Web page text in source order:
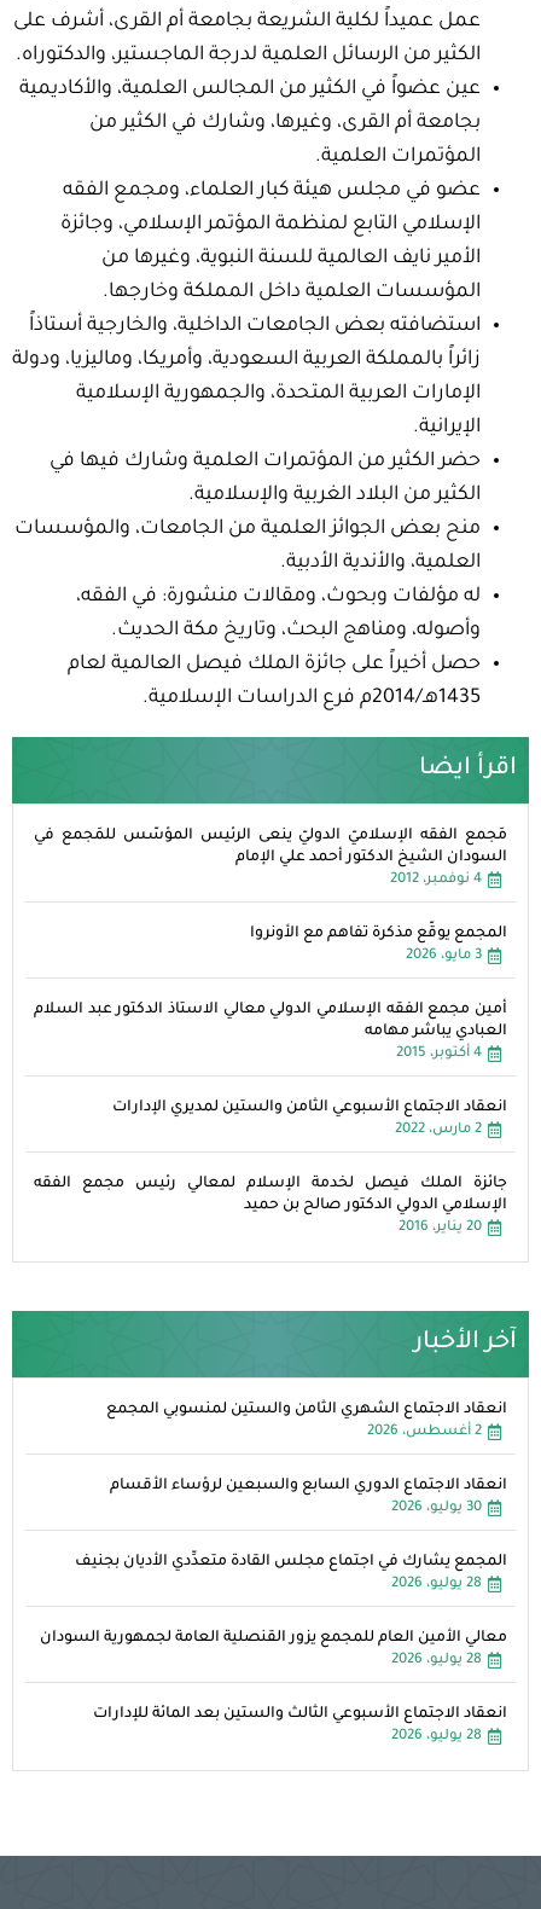
عمل عميداً لكلية الشريعة بجامعة أم القرى، أشرف على
الكثير من الرسائل العلمية لدرجة الماجستير، والدكتوراه.
عين عضواً في الكثير من المجالس العلمية، والأكاديمية
بجامعة أم القرى، وغيرها، وشارك في الكثير من
المؤتمرات العلمية.
عضو في مجلس هيئة كبار العلماء، ومجمع الفقه
الإسلامي التابع لمنظمة المؤتمر الإسلامي، وجائزة
الأمير نايف العالمية للسنة النبوية، وغيرها من
المؤسسات العلمية داخل المملكة وخارجها.
استضافته بعض الجامعات الداخلية، والخارجية أستاذاً
زائراً بالمملكة العربية السعودية، وأمريكا، وماليزيا، ودولة
الإمارات العربية المتحدة، والجمهورية الإسلامية
الإيرانية.
حضر الكثير من المؤتمرات العلمية وشارك فيها في
الكثير من البلاد الغربية والإسلامية.
منح بعض الجوائز العلمية من الجامعات، والمؤسسات
العلمية، والأندية الأدبية.
له مؤلفات وبحوث، ومقالات منشورة: في الفقه،
وأصوله، ومناهج البحث، وتاريخ مكة الحديث.
حصل أخيراً على جائزة الملك فيصل العالمية لعام
1435هـ/2014م فرع الدراسات الإسلامية.
اقرأ ايضا
مَجمع الفقه الإسلاميّ الدوليّ ينعى الرئيس المؤسّس للمَجمع في
السودان الشيخ الدكتور أحمد علي الإمام
4 نوفمبر، 2012
المجمع يوقّع مذكرة تفاهم مع الأونروا
3 مايو، 2026
أمين مجمع الفقه الإسلامي الدولي معالي الاستاذ الدكتور عبد السلام
العبادي يباشر مهامه
4 أكتوبر، 2015
انعقاد الاجتماع الأسبوعي الثامن والستين لمديري الإدارات
2 مارس، 2022
جائزة الملك فيصل لخدمة الإسلام لمعالي رئيس مجمع الفقه
الإسلامي الدولي الدكتور صالح بن حميد
20 يناير، 2016
آخر الأخبار
انعقاد الاجتماع الشهري الثامن والستين لمنسوبي المجمع
2 أغسطس، 2026
انعقاد الاجتماع الدوري السابع والسبعين لرؤساء الأقسام
30 يوليو، 2026
المجمع يشارك في اجتماع مجلس القادة متعدِّدي الأديان بجنيف
28 يوليو، 2026
معالي الأمين العام للمجمع يزور القنصلية العامة لجمهورية السودان
28 يوليو، 2026
انعقاد الاجتماع الأسبوعي الثالث والستين بعد المائة للإدارات
28 يوليو، 2026